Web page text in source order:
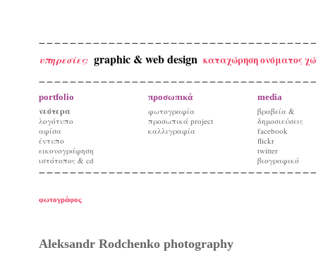
υπηρεσίες: graphic & web design καταχώρηση ονόματος
portfolio
νεότερα
λογότυπο
αφίσα
έντυπο
εικονογράφηση
ιστότοπος & cd
προσωπικά
φωτογραφία
προσωπικά project
καλλιγραφία
media
βραβεία &
δημοσιεύσεις
facebook
flickr
twitter
βιογραφικό
φωτογράφος
Aleksandr Rodchenko photography